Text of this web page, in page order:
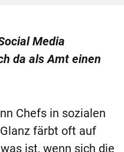
Media
da als Amt einen
Chefs in sozialen
färbt oft auf
ist, wenn sich die